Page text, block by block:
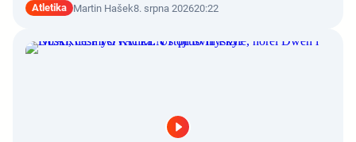
Atletika Martin Hašek8. srpna 202620:22